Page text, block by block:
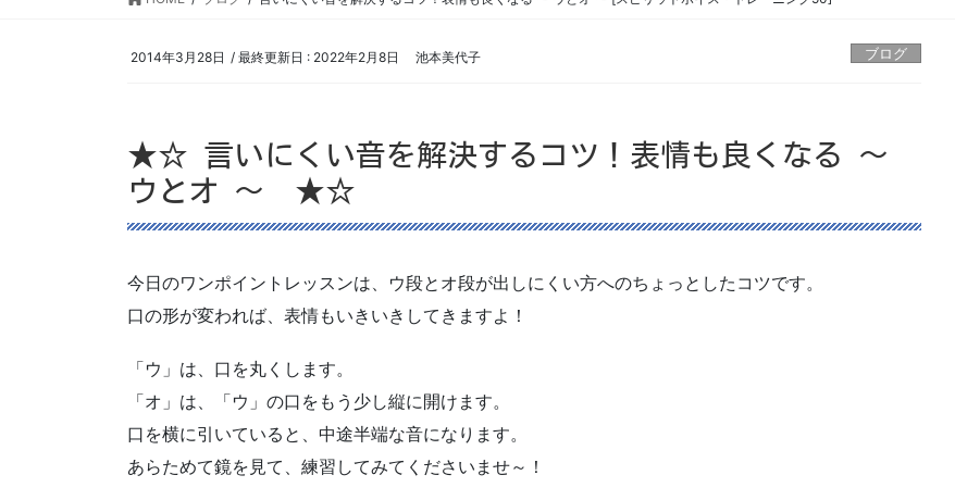
2014年3月28日 / 最終更新日 : 2022年2月8日 池本美代子 ブログ
★☆ 言いにくい音を解決するコツ！表情も良くなる 〜
ウとオ 〜 ★☆
今日のワンポイントレッスンは、ウ段とオ段が出しにくい方へのちょっとしたコツです。
口の形が変われば、表情もいきいきしてきますよ！
「ウ」は、口を丸くします。
「オ」は、「ウ」の口をもう少し縦に開けます。
口を横に引いていると、中途半端な音になります。
あらためて鏡を見て、練習してみてくださいませ～！